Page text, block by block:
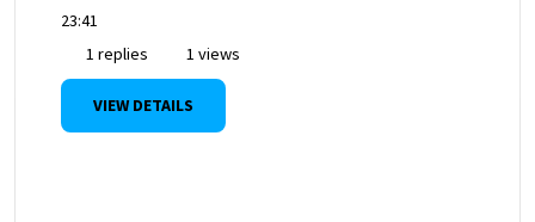
23:41
1 replies
1 views
VIEW DETAILS